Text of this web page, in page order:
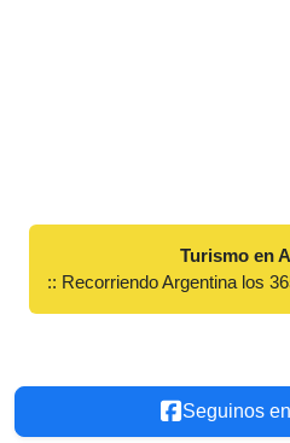
Turismo en
:: Recorriendo Argentina los
Seguinos